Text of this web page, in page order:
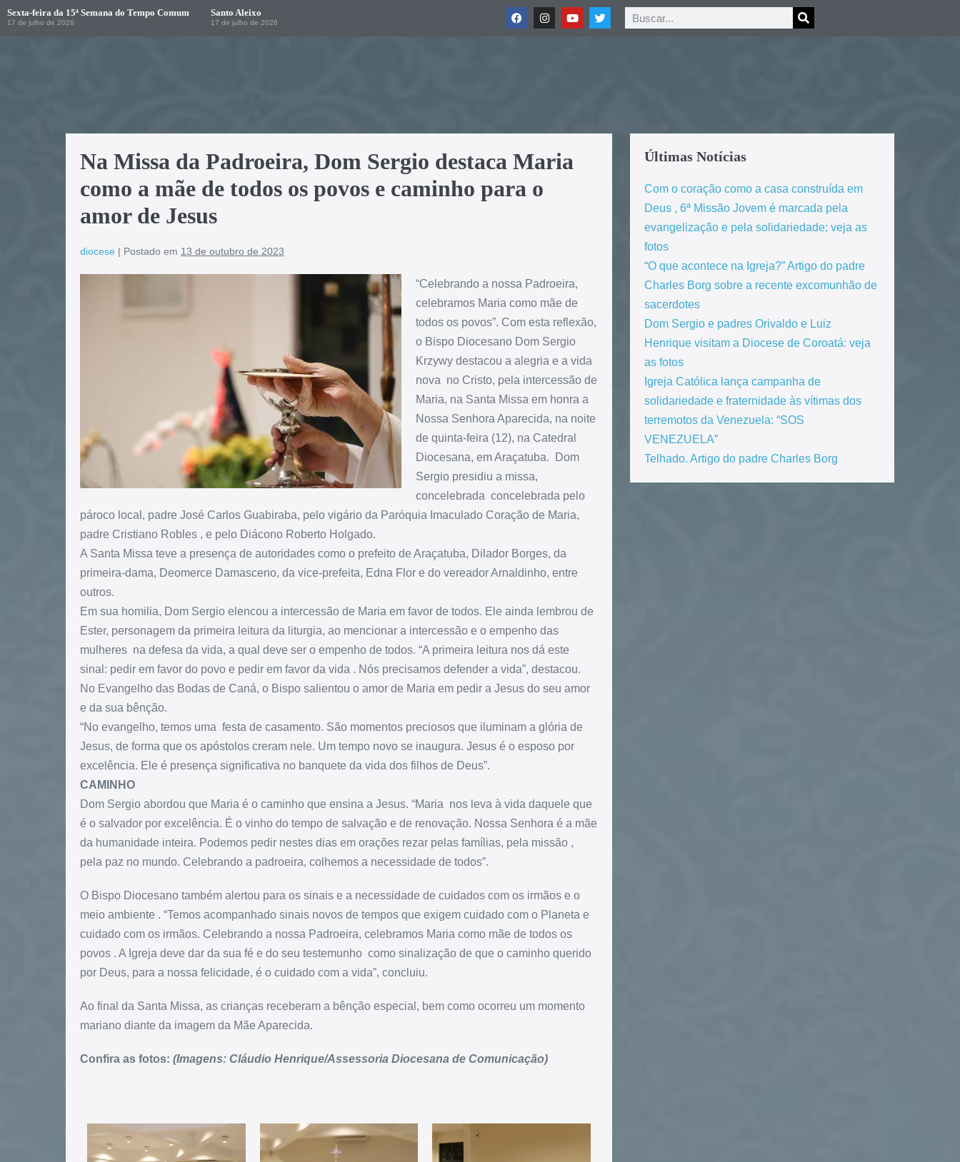
Sexta-feira da 15ª Semana do Tempo Comum
17 de julho de 2026
Santo Aleixo
17 de julho de 2026
Na Missa da Padroeira, Dom Sergio destaca Maria
como a mãe de todos os povos e caminho para o
amor de Jesus
diocese | Postado em 13 de outubro de 2023
“Celebrando a nossa Padroeira,
celebramos Maria como mãe de
todos os povos”. Com esta reflexão,
o Bispo Diocesano Dom Sergio
Krzywy destacou a alegria e a vida
nova no Cristo, pela intercessão de
Maria, na Santa Missa em honra a
Nossa Senhora Aparecida, na noite
de quinta-feira (12), na Catedral
Diocesana, em Araçatuba. Dom
Sergio presidiu a missa,
concelebrada concelebrada pelo
pároco local, padre José Carlos Guabiraba, pelo vigário da Paróquia Imaculado Coração de Maria,
padre Cristiano Robles , e pelo Diácono Roberto Holgado.
A Santa Missa teve a presença de autoridades como o prefeito de Araçatuba, Dilador Borges, da
primeira-dama, Deomerce Damasceno, da vice-prefeita, Edna Flor e do vereador Arnaldinho, entre
outros.
Em sua homilia, Dom Sergio elencou a intercessão de Maria em favor de todos. Ele ainda lembrou de
Ester, personagem da primeira leitura da liturgia, ao mencionar a intercessão e o empenho das
mulheres na defesa da vida, a qual deve ser o empenho de todos. “A primeira leitura nos dá este
sinal: pedir em favor do povo e pedir em favor da vida . Nós precisamos defender a vida”, destacou.
No Evangelho das Bodas de Caná, o Bispo salientou o amor de Maria em pedir a Jesus do seu amor
e da sua bênção.
“No evangelho, temos uma festa de casamento. São momentos preciosos que iluminam a glória de
Jesus, de forma que os apóstolos creram nele. Um tempo novo se inaugura. Jesus é o esposo por
excelência. Ele é presença significativa no banquete da vida dos filhos de Deus”.
CAMINHO
Dom Sergio abordou que Maria é o caminho que ensina a Jesus. “Maria nos leva à vida daquele que
é o salvador por excelência. É o vinho do tempo de salvação e de renovação. Nossa Senhora é a mãe
da humanidade inteira. Podemos pedir nestes dias em orações rezar pelas famílias, pela missão ,
pela paz no mundo. Celebrando a padroeira, colhemos a necessidade de todos”.
O Bispo Diocesano também alertou para os sinais e a necessidade de cuidados com os irmãos e o
meio ambiente . “Temos acompanhado sinais novos de tempos que exigem cuidado com o Planeta e
cuidado com os irmãos. Celebrando a nossa Padroeira, celebramos Maria como mãe de todos os
povos . A Igreja deve dar da sua fé e do seu testemunho como sinalização de que o caminho querido
por Deus, para a nossa felicidade, é o cuidado com a vida”, concluiu.
Ao final da Santa Missa, as crianças receberam a bênção especial, bem como ocorreu um momento
mariano diante da imagem da Mãe Aparecida.
Confira as fotos: (Imagens: Cláudio Henrique/Assessoria Diocesana de Comunicação)
Últimas Notícias
Com o coração como a casa construída em
Deus , 6ª Missão Jovem é marcada pela
evangelização e pela solidariedade; veja as
fotos
“O que acontece na Igreja?” Artigo do padre
Charles Borg sobre a recente excomunhão de
sacerdotes
Dom Sergio e padres Orivaldo e Luiz
Henrique visitam a Diocese de Coroatá: veja
as fotos
Igreja Católica lança campanha de
solidariedade e fraternidade às vítimas dos
terremotos da Venezuela: “SOS
VENEZUELA”
Telhado. Artigo do padre Charles Borg